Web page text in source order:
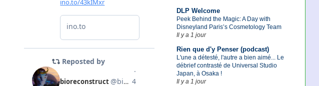
DLP Welcome
Peek Behind the Magic: A Day with
Disneyland Paris’s Cosmetology Team
Il y a 1 jour
Rien que d'y Penser (podcast)
L'une a détesté, l'autre a bien aimé... Le
débrief contrasté de Universal Studio
Japan, à Osaka !
Il y a 1 jour